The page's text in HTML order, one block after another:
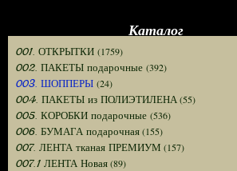
Каталог
001. ОТКРЫТКИ (1759)
002. ПАКЕТЫ подарочные (392)
003. ШОППЕРЫ (24)
004. ПАКЕТЫ из ПОЛИЭТИЛЕНА(55)
005. КОРОБКИ подарочные (536)
006. БУМАГА подарочная(155)
007. ЛЕНТА тканая ПРЕМИУМ (157)
007.1 ЛЕНТА Новая(89)